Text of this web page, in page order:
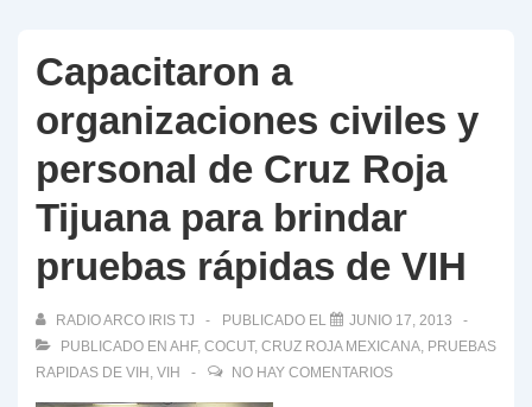
Capacitaron a
organizaciones civiles y
personal de Cruz Roja
Tijuana para brindar
pruebas rápidas de VIH
RADIO ARCO IRIS TJ PUBLICADO EL
JUNIO 17, 2013
PUBLICADO EN AHF, COCUT, CRUZ ROJA MEXICANA, PRUEBAS
RAPIDAS DE VIH , VIH NO HAY COMENTARIOS